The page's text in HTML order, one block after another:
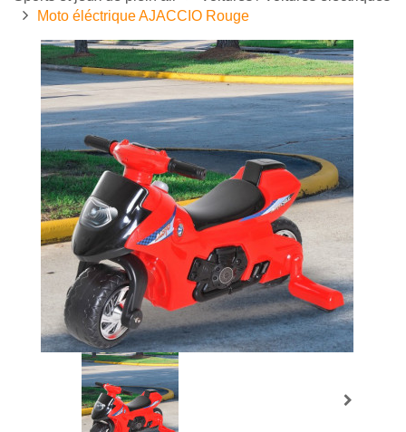
Moto éléctrique AJACCIO Rouge